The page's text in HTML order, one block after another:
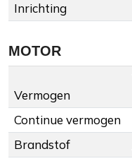
Inrichting
MOTOR
Vermogen
Continue vermogen
Brandstof